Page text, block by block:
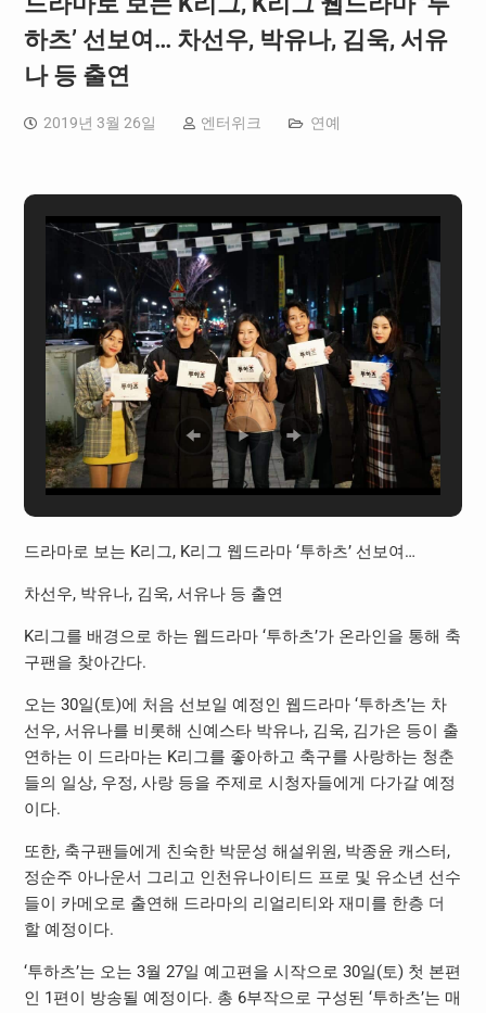
하츠’ 선보여… 차선우, 박유나, 김욱, 서유
나 등 출연
2019년 3월 26일 엔터위크 연예
드라마로 보는 K리그, K리그 웹드라마 ‘투하츠’ 선보여…
차선우, 박유나, 김욱, 서유나 등 출연
K리그를 배경으로 하는 웹드라마 ‘투하츠’가 온라인을 통해 축
구팬을 찾아간다.
오는 30일(토)에 처음 선보일 예정인 웹드라마 ‘투하츠’는 차
선우, 서유나를 비롯해 신예스타 박유나, 김욱, 김가은 등이 출
연하는 이 드라마는 K리그를 좋아하고 축구를 사랑하는 청춘
들의 일상, 우정, 사랑 등을 주제로 시청자들에게 다가갈 예정
이다.
또한, 축구팬들에게 친숙한 박문성 해설위원, 박종윤 캐스터,
정순주 아나운서 그리고 인천유나이티드 프로 및 유소년 선수
들이 카메오로 출연해 드라마의 리얼리티와 재미를 한층 더
할 예정이다.
‘투하츠’는 오는 3월 27일 예고편을 시작으로 30일(토) 첫 본편
인 1편이 방송될 예정이다. 총 6부작으로 구성된 ‘투하츠’는 매